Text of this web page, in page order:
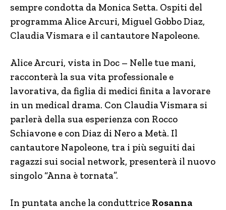
sempre condotta da Monica Setta. Ospiti del
programma Alice Arcuri, Miguel Gobbo Diaz,
Claudia Vismara e il cantautore Napoleone.
Alice Arcuri, vista in Doc – Nelle tue mani,
racconterà la sua vita professionale e
lavorativa, da figlia di medici finita a lavorare
in un medical drama. Con Claudia Vismara si
parlerà della sua esperienza con Rocco
Schiavone e con Diaz di Nero a Metà. Il
cantautore Napoleone, tra i più seguiti dai
ragazzi sui social network, presenterà il nuovo
singolo “Anna è tornata”.
In puntata anche la conduttrice Rosanna